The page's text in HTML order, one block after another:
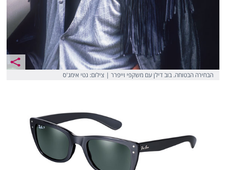
הבחירה הבטוחה. בוב דילן עם משקפי וייפרר | צילום: גטי אימג'ס